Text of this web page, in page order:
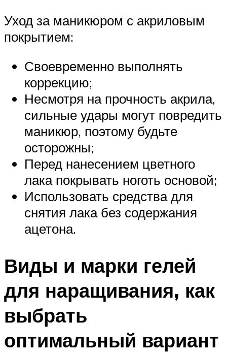
Уход за маникюром с акриловым
покрытием:
Своевременно выполнять
коррекцию;
Несмотря на прочность акрила,
сильные удары могут повредить
маникюр, поэтому будьте
осторожны;
Перед нанесением цветного
лака покрывать ноготь основой;
Использовать средства для
снятия лака без содержания
ацетона.
Виды и марки гелей
для наращивания, как
выбрать
оптимальный вариант